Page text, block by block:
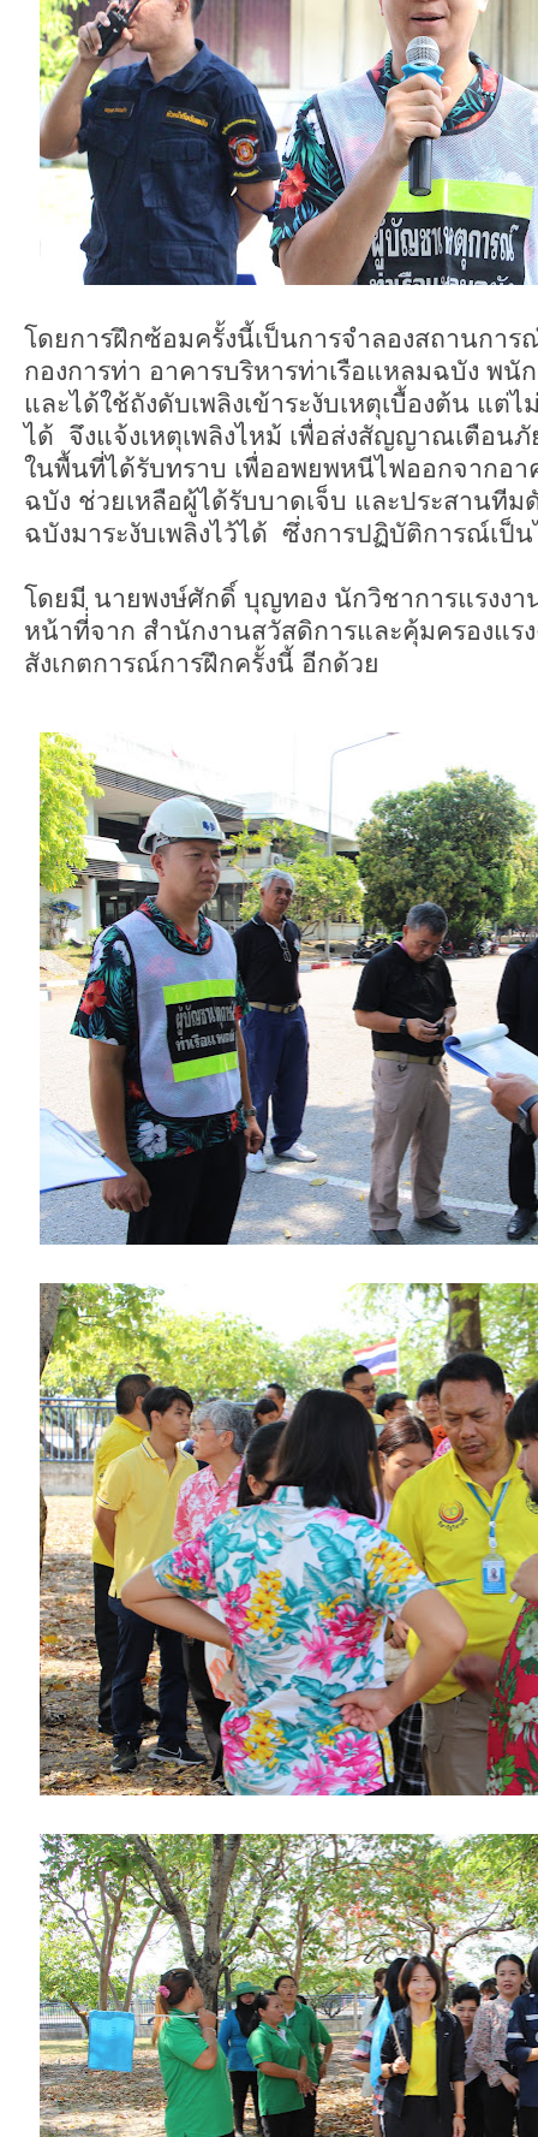
โดยการฝึกซ้อมครั้งนี้เป็นการจำลองสถานการ
กองการท่า อาคารบริหารท่าเรือแหลมฉบัง พนั
และได้ใช้ถังดับเพลิงเข้าระงับเหตุเบื้องต้น แต่
ได้ จึงแจ้งเหตุเพลิงไหม้ เพื่อส่งสัญญาณเตือน
ในพื้นที่ได้รับทราบ เพื่ออพยพหนีไฟออกจากอา
ฉบัง ช่วยเหลือผู้ได้รับบาดเจ็บ และประสานทีม
ฉบังมาระงับเพลิงไว้ได้ ซึ่งการปฏิบัติการณ์เป็
โดยมี นายพงษ์ศักดิ์ บุญทอง นักวิชาการแรงงา
หน้าที่่จาก สำนักงานสวัสดิการและคุ้มครองแร
สังเกตการณ์การฝึกครั้งนี้ อีกด้วย